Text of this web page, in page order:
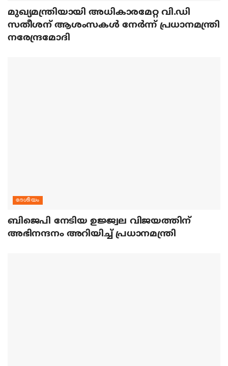
മുഖ്യമന്ത്രിയായി അധികാരമേറ്റ വി.ഡി
സതീശന് ആശംസകള്‍ നേര്‍ന്ന് പ്രധാനമന്ത്രി
നരേന്ദ്രമോദി
ദേശീയം
ബിജെപി നേടിയ ഉജ്ജ്വല വിജയത്തിന്
അഭിനന്ദനം അറിയിച്ച് പ്രധാനമന്ത്രി